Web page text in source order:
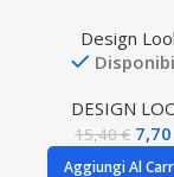
Design
DESIGN
15,40€ 7,70
Aggiungi Al